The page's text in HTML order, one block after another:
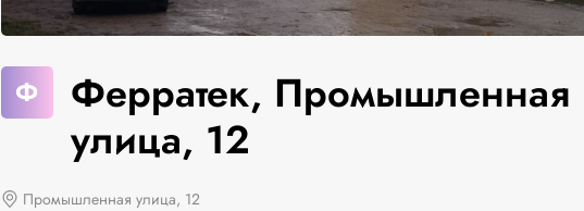
Ф
Ферратек, Промышленная
улица, 12
Промышленная улица, 12